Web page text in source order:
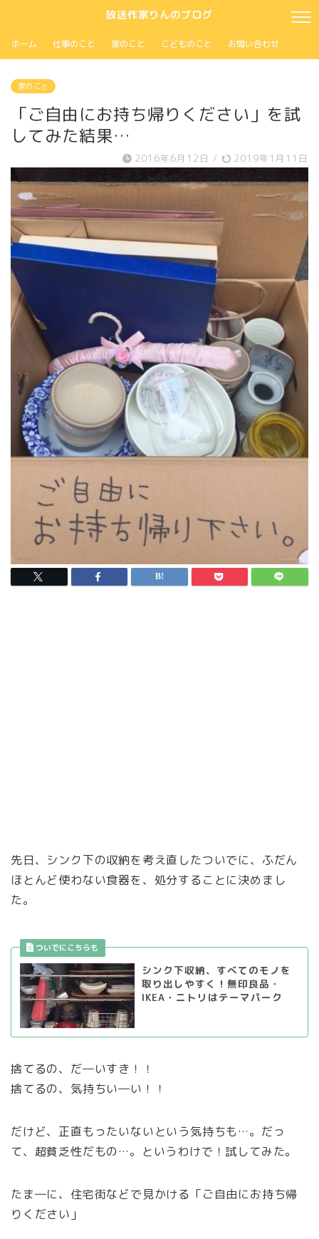
放送作家りんのブログ
ホーム 仕事のこと 家のこと こどものこと お問い合わせ
家の こと
「ご自由にお持ち帰りください」を試
してみた結果…
2016年6月12日 / 2019年1月11日
先日、シンク下の収納を考え直したついでに、ふだん
ほとんど使わない食器を、処分することに決めまし
た。
シンク下収納、すべてのモノを
取り出しやすく！無印良品・
IKEA・ニトリはテーマパーク
捨てるの、だ―いすき！！
捨てるの、気持ちい―い！！
だけど、正直もったいないという気持ちも…。だっ
て、超貧乏性だもの…。というわけで！試してみた。
たま―に、住宅街などで見かける「ご自由にお持ち帰
りください」